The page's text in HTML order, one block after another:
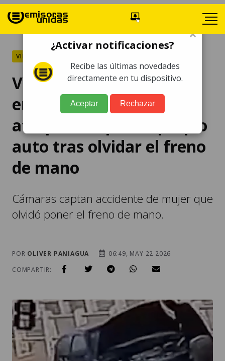
VIRAL
Video capta el momento
en que mujer fue
atropellada por su propio
auto tras olvidar el freno
de mano
Cámaras captan accidente de mujer que
olvidó poner el freno de mano.
POR OLIVER PANIAGUA
06:49, MAY 22 2026
COMPARTIR:
×
¿Activar notificaciones?
Recibe las últimas novedades
directamente en tu dispositivo.
Aceptar Rechazar